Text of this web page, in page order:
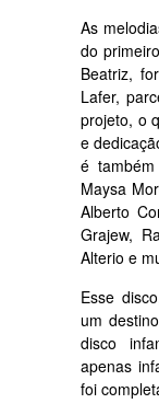
As
do
Beatriz,
Lafer,
projeto, o
e
é
Maysa
Alberto
Grajew,
Alterio e
Esse
um
disco
apenas
foi